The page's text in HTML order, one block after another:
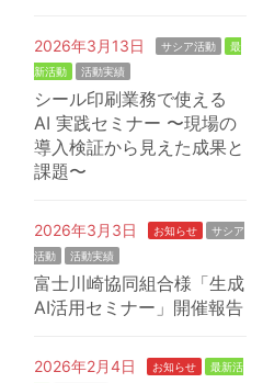
2026年3月13日 サシア活動
最
新活動
活動実績
シール印刷業務で使える
AI 実践セミナー 〜現場の
導入検証から見えた成果と
課題〜
2026年3月3日 お知らせ
サシア
活動
活動実績
富士川崎協同組合様「生成
AI活用セミナー」開催報告
2026年2月4日 お知らせ
最新活